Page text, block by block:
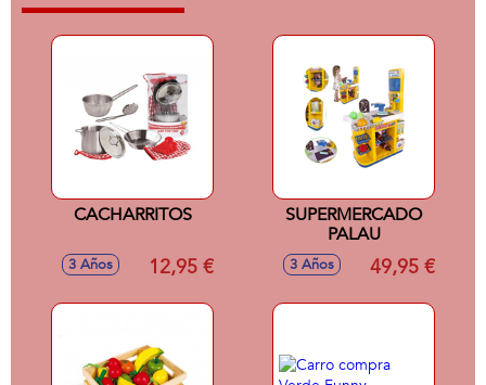
CACHARRITOS
3 Años 12,95 €
SUPERMERCADO
PALAU
3 Años 49,95 €